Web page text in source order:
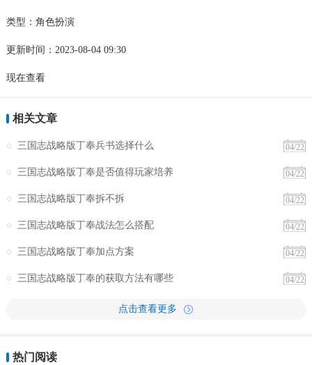
类型：角色扮演
更新时间：2023-08-04 09:30
现在查看
相关文章
04/22
三国志战略版丁奉兵书选择什么
04/22
三国志战略版丁奉是否值得玩家培养
04/22
三国志战略版丁奉拆不拆
04/22
三国志战略版丁奉战法怎么搭配
04/22
三国志战略版丁奉加点方案
04/22
三国志战略版丁奉的获取方法有哪些
点击查看更多
热门阅读